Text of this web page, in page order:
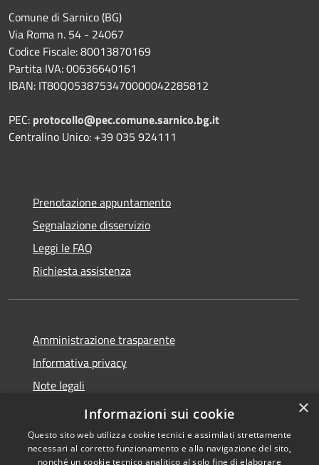
Comune di Sarnico (BG)
Via Roma n. 54 - 24067
Codice Fiscale: 80013870169
Partita IVA: 00636640161
IBAN: IT80Q0538753470000042285812
PEC: protocollo@pec.comune.sarnico.bg.it
Centralino Unico: +39 035 924111
Prenotazione appuntamento
Segnalazione disservizio
Leggi le FAQ
Richiesta assistenza
Amministrazione trasparente
Informativa privacy
Note legali
Dichiarazione di accessibilità
×
Informazioni sui cookie
Questo sito web utilizza cookie tecnici e assimilati strettamente
necessari al corretto funzionamento e alla navigazione del sito,
nonché un cookie tecnico analitico al solo fine di elaborare